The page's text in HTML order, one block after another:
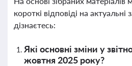
короткі відповіді на актуальні
дізнаєтесь:
Які основні зміни у
жовтня 2025 року?